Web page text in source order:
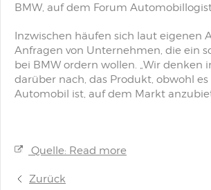
BMW, auf dem Forum
Inzwischen häufen sich laut eigenen
Anfragen von Unternehmen, die ein
bei BMW ordern wollen. „Wir denken
darüber nach, das Produkt, obwohl es
Automobil ist, auf dem Markt
Quelle: Read more
Zurück